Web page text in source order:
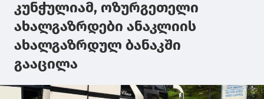
კუნჭულიამ, ოზურგეთელი
ახალგაზრდები ანაკლიის
ახალგაზრდულ ბანაკში
გააცილა